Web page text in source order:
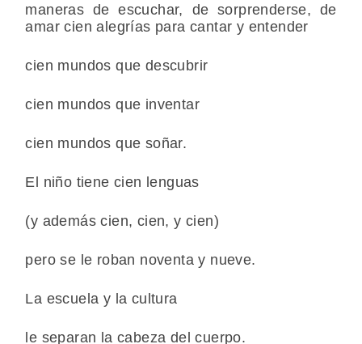
maneras de escuchar, de sorprenderse, de
amar cien alegrías para cantar y entender
cien mundos que descubrir
cien mundos que inventar
cien mundos que soñar.
El niño tiene cien lenguas
(y además cien, cien, y cien)
pero se le roban noventa y nueve.
La escuela y la cultura
le separan la cabeza del cuerpo.